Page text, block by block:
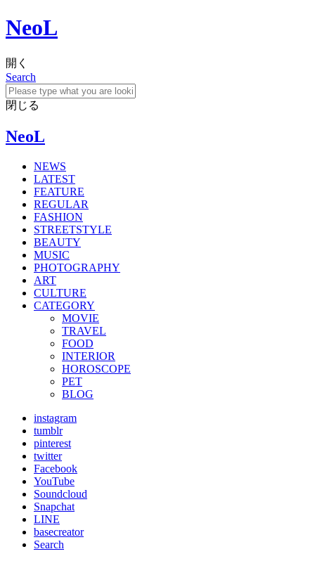
NeoL
開く
Search
閉じる
NeoL
NEWS
LATEST
FEATURE
REGULAR
FASHION
STREETSTYLE
BEAUTY
MUSIC
PHOTOGRAPHY
ART
CULTURE
CATEGORY
MOVIE
TRAVEL
FOOD
INTERIOR
HOROSCOPE
PET
BLOG
instagram
tumblr
pinterest
twitter
Facebook
YouTube
Soundcloud
Snapchat
LINE
basecreator
Search